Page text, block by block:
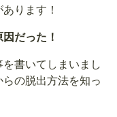
ります！
だった！
書いてしまいまし
の脱出方法を知っ